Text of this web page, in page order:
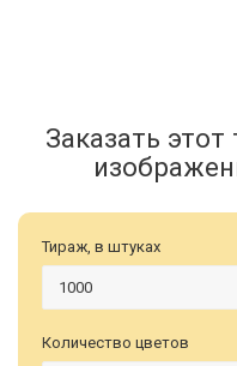
Заказать
Тираж, в штуках
Количество цветов